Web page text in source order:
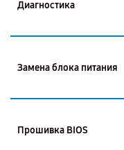
Диагностика
Замена блока питания
Прошивка BIOS